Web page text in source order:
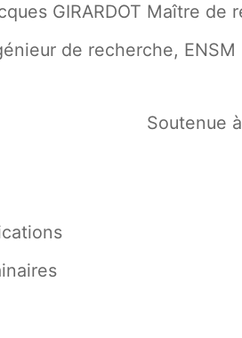
GIRARDOT Maître de
de recherche,
Soutenue